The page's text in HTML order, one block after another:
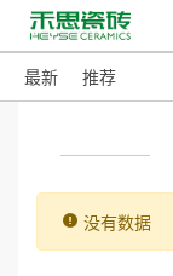
最新 推荐
没有数据